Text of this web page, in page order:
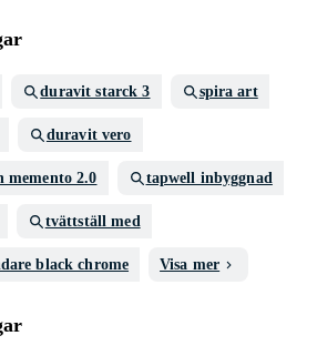
duravit starck 3 spira art
duravit vero
memento 2.0 tapwell inbyggnad
tvättställ med
black chrome Visa mer